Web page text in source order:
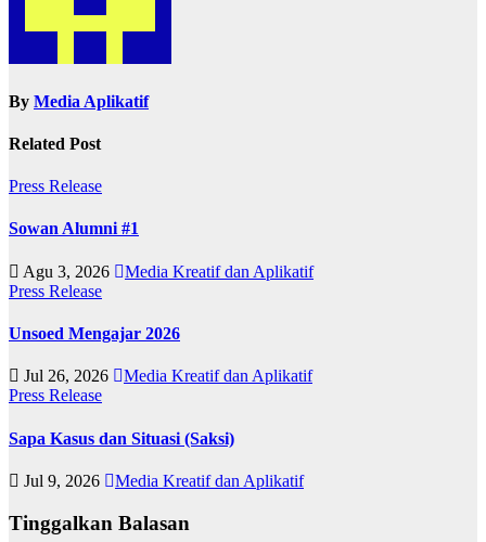
By Media Aplikatif
Related Post
Press Release
Sowan Alumni #1
Agu 3, 2026
Media Kreatif dan Aplikatif
Press Release
Unsoed Mengajar 2026
Jul 26, 2026
Media Kreatif dan Aplikatif
Press Release
Sapa Kasus dan Situasi (Saksi)
Jul 9, 2026 Media Kreatif dan Aplikatif
Tinggalkan Balasan